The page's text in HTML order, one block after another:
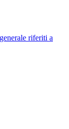
riferiti a